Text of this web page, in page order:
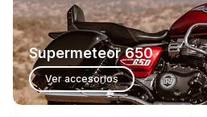
Supermeteor 650
Ver accesorios